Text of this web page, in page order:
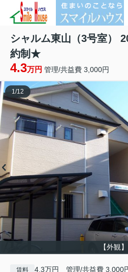
シャルム東山（3号室）
約制★
4.3万円 管理/共益費 3,000円
【外観】
1/12
賃料 4.3万円 管理/共益費 3,000